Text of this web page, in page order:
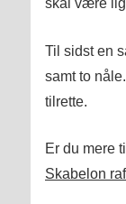
Til sidst en
samt to
tilrette.
Er du mere
Skabelon